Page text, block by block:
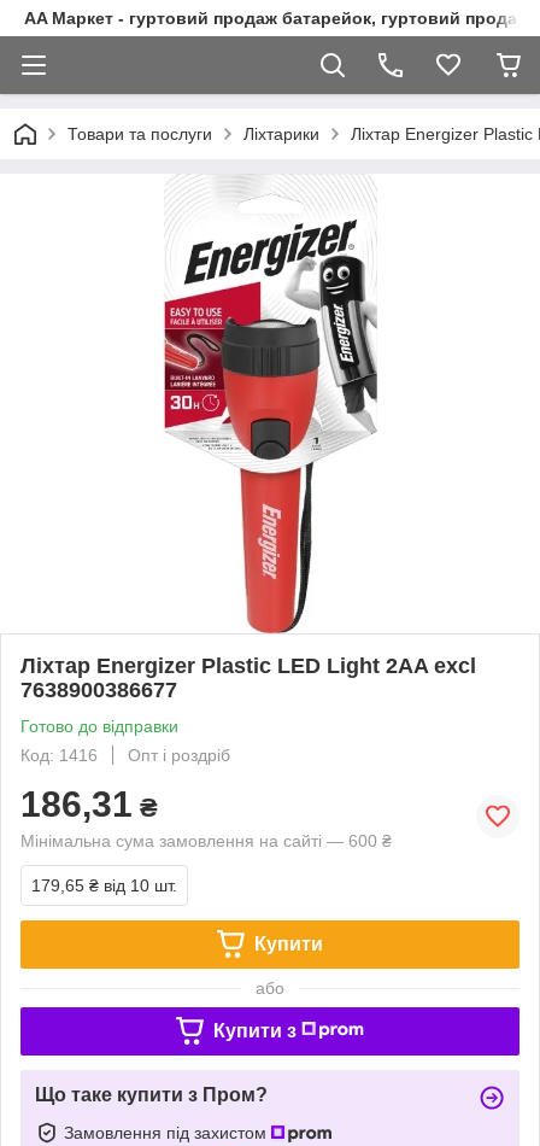
AA Маркет - гуртовий продаж батарейок, гуртовий продаж
Товари та послуги Ліхтарики Ліхтар Energizer
Ліхтар Energizer Plastic LED Light 2AA excl
7638900386677
Готово до відправки
Код: 1416
Опт і роздріб
186,31 ₴
Мінімальна сума замовлення на сайті — 600 ₴
179,65 ₴ від 10 шт.
Купити
або
Купити з
Що таке купити з Пром?
Замовлення під захистом